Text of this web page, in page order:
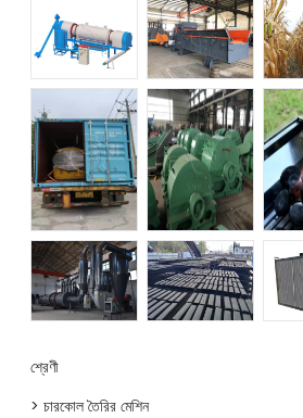
শ্রেণী
> চারকোল তৈরির মেশিন